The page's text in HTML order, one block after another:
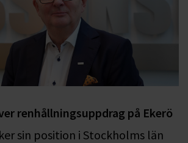
renhållningsuppdrag på Ekerö
sin position i Stockholms län